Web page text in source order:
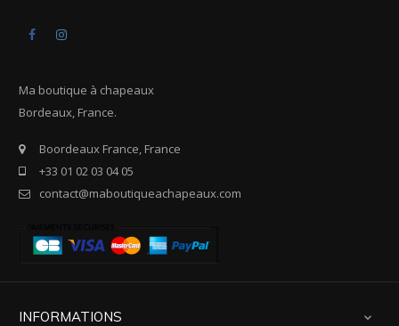
Facebook
Ma boutique à chapeaux
Bordeaux, France.
Boordeaux France, France
+33 01 02 03 04 05
contact@maboutiqueachapeaux.com
INFORMATIONS 